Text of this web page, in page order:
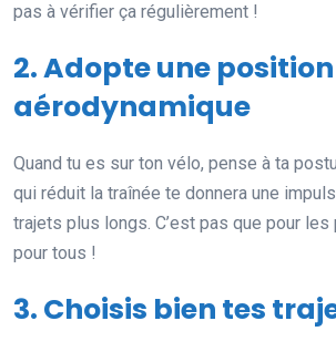
pas à vérifier ça régulièrement !
2. Adopte une position
aérodynamique
Quand tu es sur ton vélo, pense à ta
qui réduit la traînée te donnera une
trajets plus longs. C’est pas que pour
pour tous !
3. Choisis bien tes